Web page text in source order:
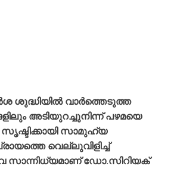
ശുദ്ധിയില്‍ വാര്‍ത്തെടുത്ത
അടിയുറച്ചുനിന്ന് പഴമയെ
സൃഷ്ടിക്കായി സാമുഹ്യ
വെല്ലുവിളിച്ച്
സാന്നിധ്യമാണ് ഡോ.സിറിയക്